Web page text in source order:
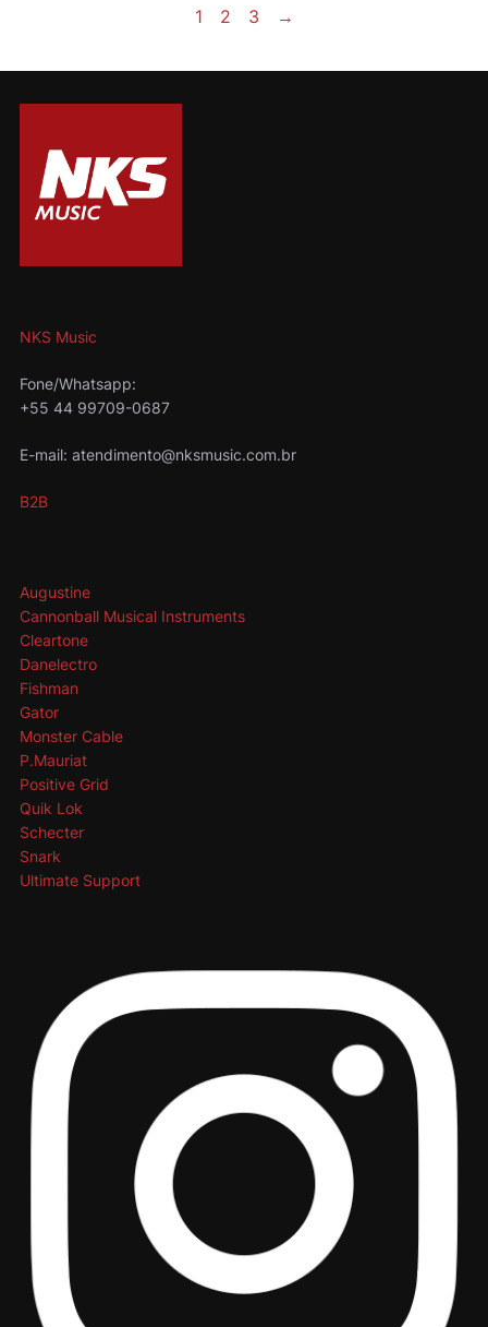
1 2 3 →
NKS Music
Fone/Whatsapp:
+55 44 99709-0687
E-mail: atendimento@nksmusic.com.br
B2B
Augustine
Cannonball Musical Instruments
Cleartone
Danelectro
Fishman
Gator
Monster Cable
P.Mauriat
Positive Grid
Quik Lok
Schecter
Snark
Ultimate Support